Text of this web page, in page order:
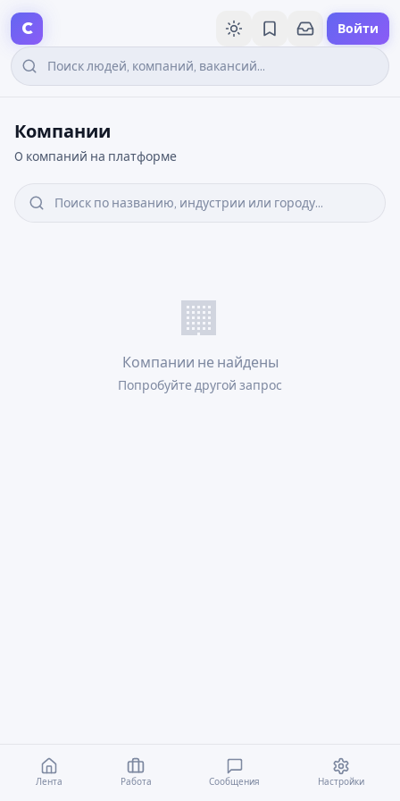
C Войти
Компании
0 компаний на платформе
🏢
Компании не найдены
Попробуйте другой запрос
Лента Работа Сообщения Настройки